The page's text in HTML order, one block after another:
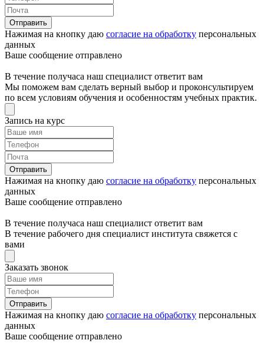
Отправить
Нажимая на кнопку даю согласие на обработку персональных
данных
Ваше сообщение отправлено
В течение получаса наш специалист ответит вам
Мы поможем вам сделать верный выбор и проконсультируем
по всем условиям обучения и особенностям учебных практик.
Запись на курс
Отправить
Нажимая на кнопку даю согласие на обработку персональных
данных
Ваше сообщение отправлено
В течение получаса наш специалист ответит вам
В течение рабочего дня специалист института свяжется с
вами
Заказать звонок
Отправить
Нажимая на кнопку даю согласие на обработку персональных
данных
Ваше сообщение отправлено